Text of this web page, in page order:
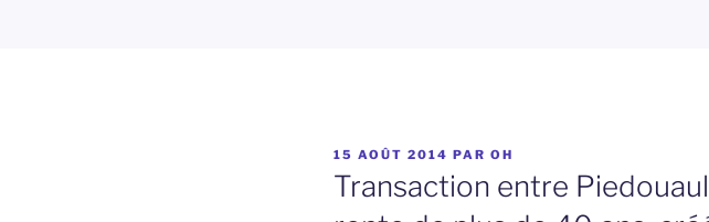
PUBLIÉ
LE
15 AOÛT 2014 PAR OH
Transaction entre